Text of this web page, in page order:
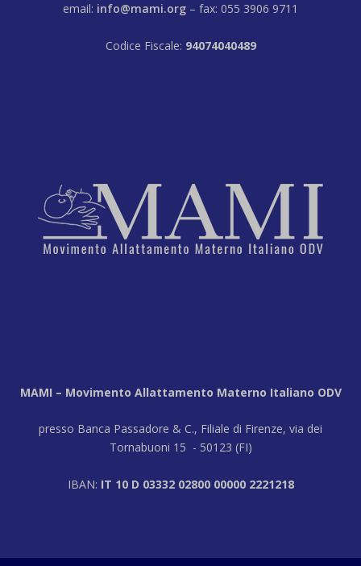
email: info@mami.org – fax: 055 3906 9711
Codice Fiscale: 94074040489
MAMI – Movimento Allattamento Materno Italiano ODV
presso Banca Passadore & C., Filiale di Firenze, via dei
Tornabuoni 15 - 50123 (FI)
IBAN: IT 10 D 03332 02800 00000 2221218